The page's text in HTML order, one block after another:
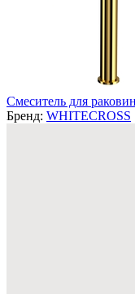
Смеситель для
Бренд: WHITECROSS